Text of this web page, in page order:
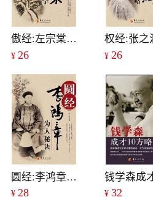
傲经:左宗棠处世绝学
¥ 26 ¥ 26
圆经:李鸿章为人秘诀
¥ 28 ¥32